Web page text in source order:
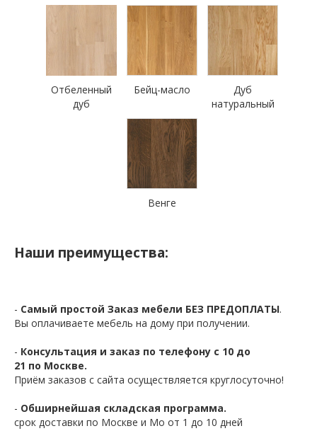
Отбеленный
дуб
Бейц-масло
Дуб
натуральный
Венге
Наши преимущества:
- Самый простой Заказ мебели БЕЗ ПРЕДОПЛАТЫ.
Вы оплачиваете мебель на дому при получении.
- Консультация и заказ по телефону с 10 до
21 по Москве.
Приём заказов с сайта осуществляется круглосуточно!
- Обширнейшая складская программа.
срок доставки по Москве и Мо от 1 до 10 дней